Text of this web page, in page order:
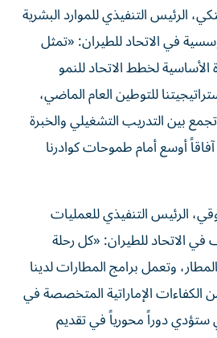
الرئيس التنفيذي للموارد البشرية
في الاتحاد للطيران: «تمثل
الأساسية لخطط الاتحاد للنمو
للتوطين العام الماضي،
بين التدريب التشغيلي والخبرة
آفاقاً أوسع أمام طموحات كوادرنا
الرئيس التنفيذي للعمليات
في الاتحاد للطيران: «كل رحلة
وتعمل برامج المطارات لدينا
الكفاءات الإماراتية المتخصصة في
ستؤدي دوراً محورياً في تقديم